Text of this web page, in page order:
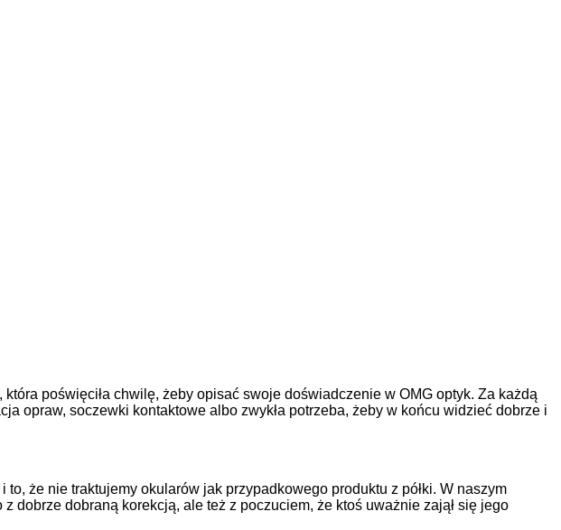
poświęciła chwilę, żeby opisać swoje doświadczenie w OMG optyk. Za każdą
opraw, soczewki kontaktowe albo zwykła potrzeba, żeby w końcu widzieć dobrze i
że nie traktujemy okularów jak przypadkowego produktu z półki. W naszym
dobrze dobraną korekcją, ale też z poczuciem, że ktoś uważnie zajął się jego